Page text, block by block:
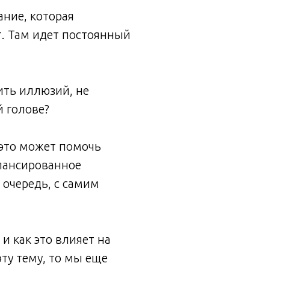
которая
Там идет постоянный
иллюзий, не
голове?
может помочь
с самим
как это влияет на
тему, то мы еще